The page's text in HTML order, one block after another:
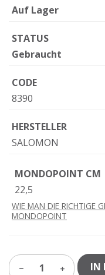
Auf Lager
STATUS
Gebraucht
CODE
8390
HERSTELLER
SALOMON
MONDOPOINT CM
22,5
WIE MAN DIE RICHTIGE
MONDOPOINT
1 IN